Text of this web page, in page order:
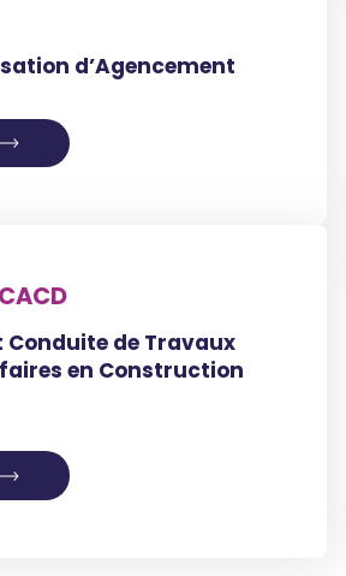
d’Agencement
de Travaux
en Construction